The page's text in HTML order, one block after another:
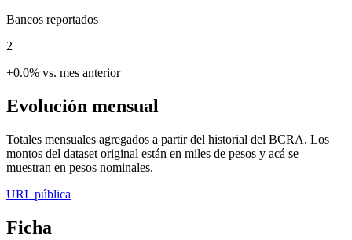
Bancos reportados
2
+0.0% vs. mes anterior
Evolución mensual
Totales mensuales agregados a partir del historial del BCRA. Los
montos del dataset original están en miles de pesos y acá se
muestran en pesos nominales.
URL pública
Ficha